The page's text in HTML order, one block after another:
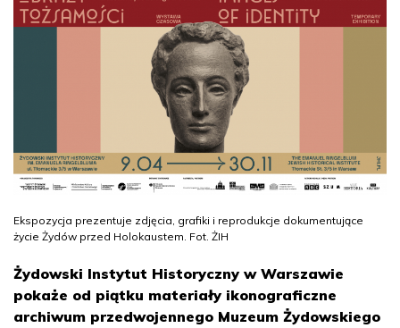
Ekspozycja prezentuje zdjęcia, grafiki i reprodukcje dokumentujące
życie Żydów przed Holokaustem. Fot. ŻIH
Żydowski Instytut Historyczny w Warszawie
pokaże od piątku materiały ikonograficzne
archiwum przedwojennego Muzeum Żydowskiego